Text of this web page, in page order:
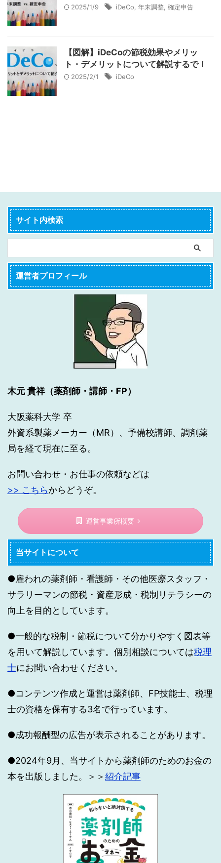
2025/1/9 iDeCo 年末調整 確定申告
【図解】iDeCoの節税効果やメリッ
ト・デメリットについて解説するで！
2025/2/1 iDeCo
サイト内検索
運営者プロフィール
木元 貴祥（薬剤師・講師・FP）
大阪薬科大学 卒
外資系製薬メーカー（MR）、予備校講師、調剤薬
局を経て現在に至る。
お問い合わせ・お仕事の依頼などは
>> こちらからどうぞ。
運営事業所概要
当サイトについて
●雇われの薬剤師・看護師・その他医療スタッフ・
サラリーマンの節税・資産形成・税制リテラシーの
向上を目的としています。
●一般的な税制・節税について分かりやすく図表等
を用いて解説しています。個別相談については税理
士にお問い合わせください。
●コンテンツ作成と運営は薬剤師、FP技能士、税理
士の資格を保有する3名で行っています。
●成功報酬型の広告が表示されることがあります。
●2024年9月、当サイトから薬剤師のためのお金の
本を出版しました。＞＞紹介記事